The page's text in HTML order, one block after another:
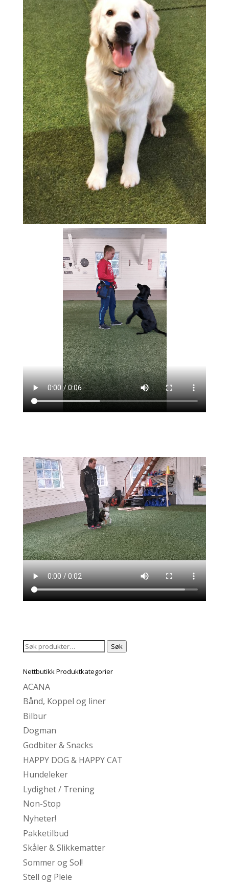
Søk
Søk
Nettbutikk Produktkategorier
ACANA
Bånd, Koppel og liner
Bilbur
Dogman
Godbiter & Snacks
HAPPY DOG & HAPPY CAT
Hundeleker
Lydighet / Trening
Non-Stop
Nyheter!
Pakketilbud
Skåler & Slikkematter
Sommer og Sol!
Stell og Pleie